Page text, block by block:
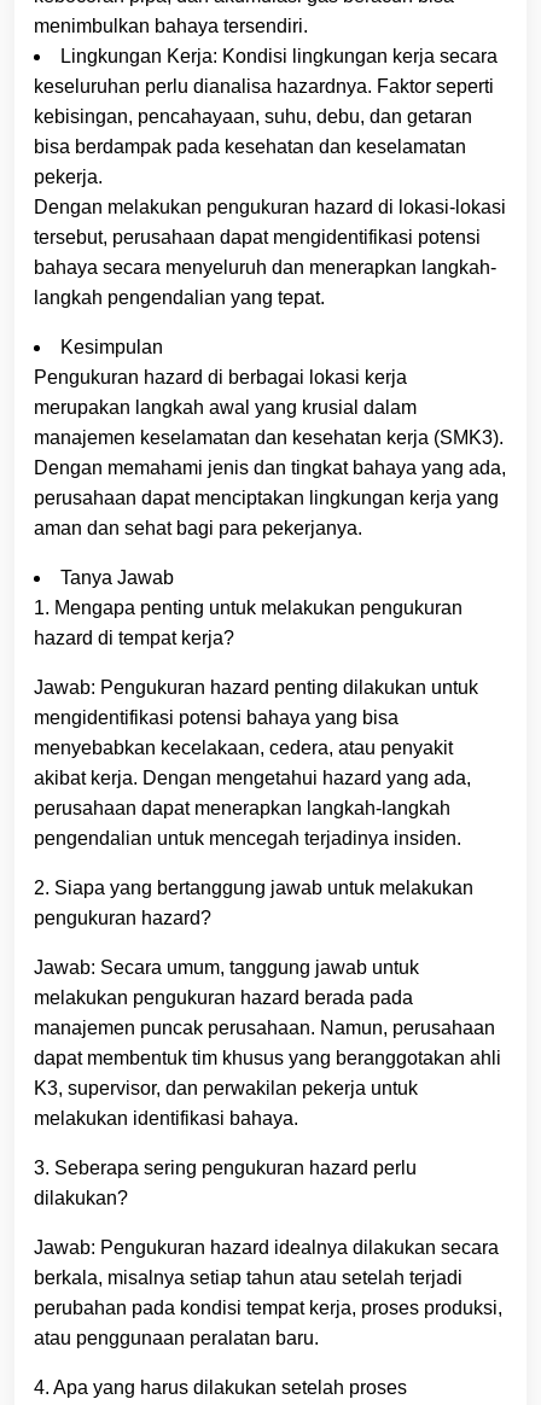
menimbulkan bahaya tersendiri.
Lingkungan Kerja: Kondisi lingkungan kerja secara
keseluruhan perlu dianalisa hazardnya. Faktor seperti
kebisingan, pencahayaan, suhu, debu, dan getaran
bisa berdampak pada kesehatan dan keselamatan
pekerja.
Dengan melakukan pengukuran hazard di lokasi-lokasi
tersebut, perusahaan dapat mengidentifikasi potensi
bahaya secara menyeluruh dan menerapkan langkah-
langkah pengendalian yang tepat.
Kesimpulan
Pengukuran hazard di berbagai lokasi kerja
merupakan langkah awal yang krusial dalam
manajemen keselamatan dan kesehatan kerja (SMK3).
Dengan memahami jenis dan tingkat bahaya yang ada,
perusahaan dapat menciptakan lingkungan kerja yang
aman dan sehat bagi para pekerjanya.
Tanya Jawab
1. Mengapa penting untuk melakukan pengukuran
hazard di tempat kerja?
Jawab: Pengukuran hazard penting dilakukan untuk
mengidentifikasi potensi bahaya yang bisa
menyebabkan kecelakaan, cedera, atau penyakit
akibat kerja. Dengan mengetahui hazard yang ada,
perusahaan dapat menerapkan langkah-langkah
pengendalian untuk mencegah terjadinya insiden.
2. Siapa yang bertanggung jawab untuk melakukan
pengukuran hazard?
Jawab: Secara umum, tanggung jawab untuk
melakukan pengukuran hazard berada pada
manajemen puncak perusahaan. Namun, perusahaan
dapat membentuk tim khusus yang beranggotakan ahli
K3, supervisor, dan perwakilan pekerja untuk
melakukan identifikasi bahaya.
3. Seberapa sering pengukuran hazard perlu
dilakukan?
Jawab: Pengukuran hazard idealnya dilakukan secara
berkala, misalnya setiap tahun atau setelah terjadi
perubahan pada kondisi tempat kerja, proses produksi,
atau penggunaan peralatan baru.
4. Apa yang harus dilakukan setelah proses